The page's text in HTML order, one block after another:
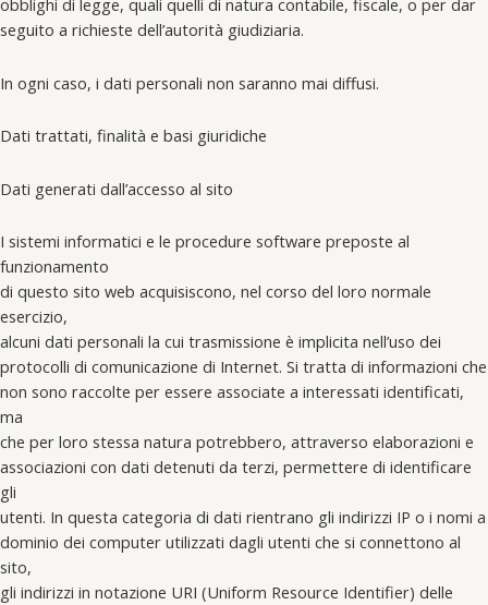
obblighi di legge, quali quelli di natura contabile, fiscale, o per dar
seguito a richieste dell’autorità giudiziaria.
In ogni caso, i dati personali non saranno mai diffusi.
Dati trattati, finalità e basi giuridiche
Dati generati dall’accesso al sito
I sistemi informatici e le procedure software preposte al
funzionamento
di questo sito web acquisiscono, nel corso del loro normale
esercizio,
alcuni dati personali la cui trasmissione è implicita nell’uso dei
protocolli di comunicazione di Internet. Si tratta di informazioni che
non sono raccolte per essere associate a interessati identificati,
ma
che per loro stessa natura potrebbero, attraverso elaborazioni e
associazioni con dati detenuti da terzi, permettere di identificare
gli
utenti. In questa categoria di dati rientrano gli indirizzi IP o i nomi a
dominio dei computer utilizzati dagli utenti che si connettono al
sito,
gli indirizzi in notazione URI (Uniform Resource Identifier) delle